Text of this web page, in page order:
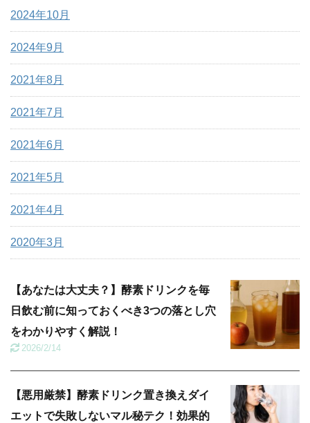
2024年10月
2024年9月
2021年8月
2021年7月
2021年6月
2021年5月
2021年4月
2020年3月
【あなたは大丈夫？】酵素ドリンクを毎
日飲む前に知っておくべき3つの落とし穴
をわかりやすく解説！
2026/2/14
【悪用厳禁】酵素ドリンク置き換えダイ
エットで失敗しないマル秘テク！効果的